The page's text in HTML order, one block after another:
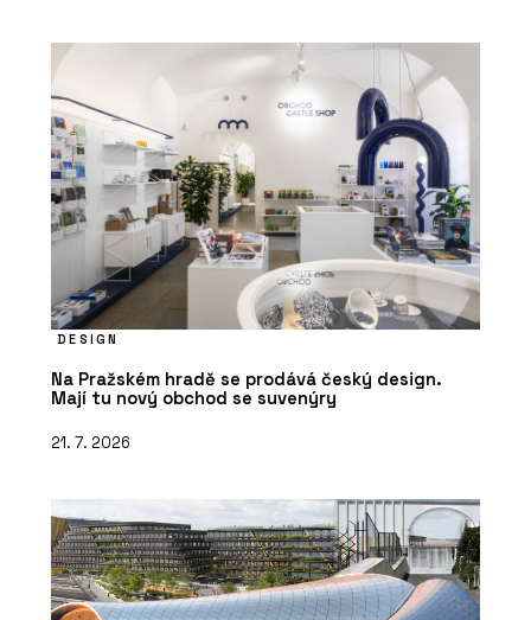
DESIGN
Na Pražském hradě se prodává český design.
Mají tu nový obchod se suvenýry
21. 7. 2026